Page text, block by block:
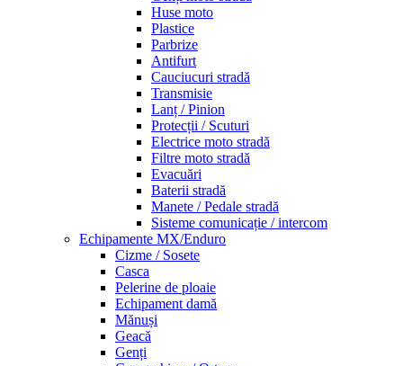
Huse moto
Plastice
Parbrize
Antifurt
Cauciucuri stradă
Transmisie
Lanț / Pinion
Protecții / Scuturi
Electrice moto stradă
Filtre moto stradă
Evacuări
Baterii stradă
Manete / Pedale stradă
Sisteme comunicație / intercom
Echipamente MX/Enduro
Cizme / Sosete
Casca
Pelerine de ploaie
Echipament damă
Mănuși
Geacă
Genți